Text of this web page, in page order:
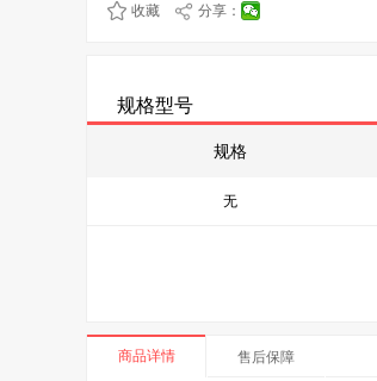
收藏 分享：
规格型号
规格
无
商品详情 售后保障